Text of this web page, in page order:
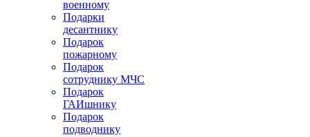
военному
Подарки
десантнику
Подарок
пожарному
Подарок
сотруднику МЧС
Подарок
ГАИшнику
Подарок
подводнику